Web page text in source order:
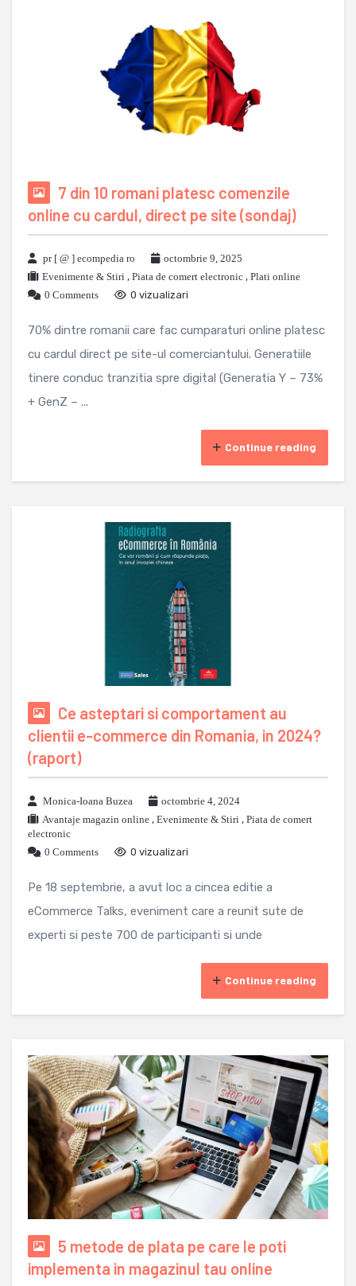
7 din 10 romani platesc comenzile
online cu cardul, direct pe site (sondaj)
pr [ @ ] ecompedia ro
octombrie 9, 2025
Evenimente & Stiri , Piata de comert electronic , Plati online
0 Comments
0 vizualizari
70% dintre romanii care fac cumparaturi online platesc
cu cardul direct pe site-ul comerciantului. Generatiile
tinere conduc tranzitia spre digital (Generatia Y – 73%
+ GenZ – ...
Continue reading
Ce asteptari si comportament au
clientii e-commerce din Romania, in 2024?
(raport)
Monica-Ioana Buzea
octombrie 4, 2024
Avantaje magazin online , Evenimente & Stiri , Piata de comert
electronic
0 Comments
0 vizualizari
Pe 18 septembrie, a avut loc a cincea editie a
eCommerce Talks, eveniment care a reunit sute de
experti si peste 700 de participanti si unde
Continue reading
5 metode de plata pe care le poti
implementa in magazinul tau online